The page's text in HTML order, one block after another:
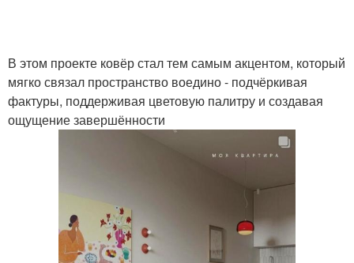
В этом проекте ковёр стал тем самым акцентом, который
мягко связал пространство воедино - подчёркивая
фактуры, поддерживая цветовую палитру и создавая
ощущение завершённости